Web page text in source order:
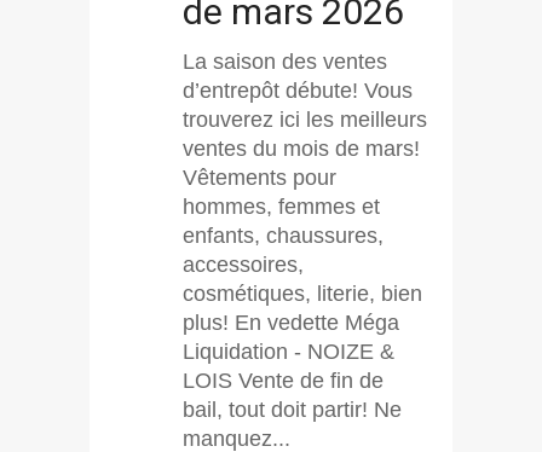
de mars 2026
La saison des ventes
d’entrepôt débute! Vous
trouverez ici les meilleurs
ventes du mois de mars!
Vêtements pour
hommes, femmes et
enfants, chaussures,
accessoires,
cosmétiques, literie, bien
plus! En vedette Méga
Liquidation - NOIZE &
LOIS Vente de fin de
bail, tout doit partir! Ne
manquez...